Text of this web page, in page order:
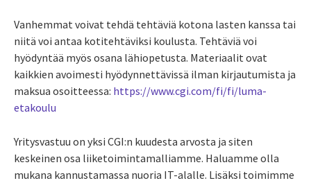
Vanhemmat voivat tehdä tehtäviä kotona lasten kanssa tai
niitä voi antaa kotitehtäviksi koulusta. Tehtäviä voi
hyödyntää myös osana lähiopetusta. Materiaalit ovat
kaikkien avoimesti hyödynnettävissä ilman kirjautumista ja
maksua osoitteessa: https://www.cgi.com/fi/fi/luma-
etakoulu
Yritysvastuu on yksi CGI:n kuudesta arvosta ja siten
keskeinen osa liiketoimintamalliamme. Haluamme olla
mukana kannustamassa nuoria IT-alalle. Lisäksi toimimme